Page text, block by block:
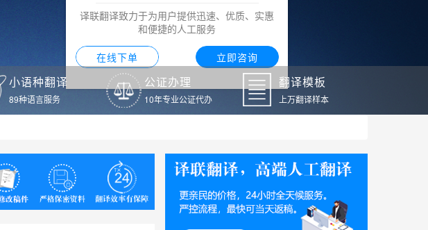
译联翻译致力于为用户提供迅速、优质、实惠
和便捷的人工服务
在线下单 立即咨询
小语种翻译
89种语言服务
公证办理
10年专业公证代办
翻译模板
上万翻译样本